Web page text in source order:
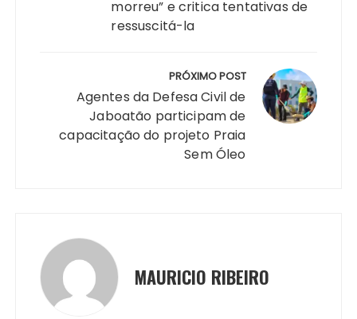
g k m
morreu” e critica tentativas de
ressuscitá-la
PRÓXIMO POST
Agentes da Defesa Civil de
Jaboatão participam de
capacitação do projeto Praia
Sem Óleo
MAURICIO RIBEIRO